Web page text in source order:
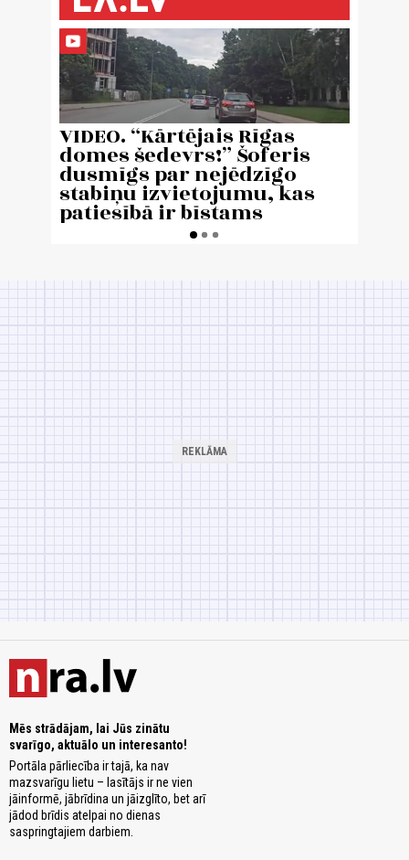
Mēs strādājam, lai Jūs zinātu
svarīgo, aktuālo un interesanto!
Portāla pārliecība ir tajā, ka nav
mazsvarīgu lietu – lasītājs ir ne vien
jāinformē, jābrīdina un jāizglīto, bet arī
jādod brīdis atelpai no dienas
saspringtajiem darbiem.